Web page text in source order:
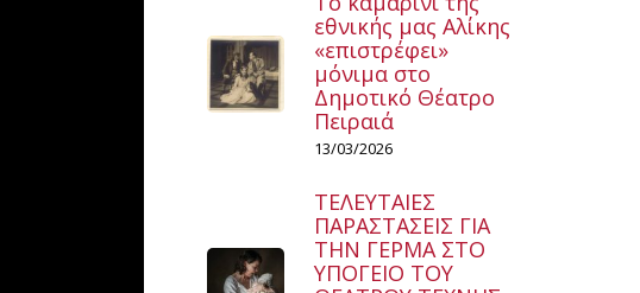
εθνικής μας Αλίκης
«επιστρέφει»
μόνιμα στο
Δημοτικό Θέατρο
Πειραιά
13/03/2026
ΤΕΛΕΥΤΑΙΕΣ
ΠΑΡΑΣΤΑΣΕΙΣ ΓΙΑ
ΤΗΝ ΓΕΡΜΑ ΣΤΟ
ΥΠΟΓΕΙΟ ΤΟΥ